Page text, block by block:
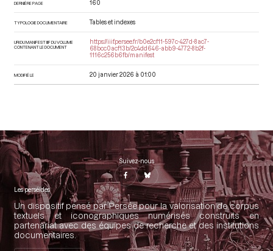
DERNIÈRE PAGE 160
TYPOLOGIE DOCUMENTAIRE Tables et indexes
URI DU MANIFEST IIIF DU VOLUME
CONTENANT LE DOCUMENT
https://iiif.persee.fr/b0e2cf11-597c-427d-8ac7-
68bcc0acf13b/2c4dd646-abb9-4772-8b2f-
1116c256b6fb/manifest
MODIFIÉ LE 20 janvier 2026 à 01:00
Suivez-nous
Les perséides
Un dispositif pensé par Persée pour la valorisation de corpus
textuels et iconographiques numérisés construits en
partenariat avec des équipes de recherche et des institutions
documentaires.